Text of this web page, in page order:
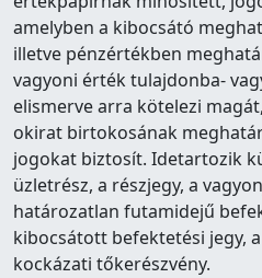
amelyben a kibocsátó
illetve pénzértékben
vagyoni érték tulajdonba-
elismerve arra kötelezi
okirat birtokosának
jogokat biztosít. Idetartozik
üzletrész, a részjegy, a
határozatlan futamidejű
kibocsátott befektetési jegy,
kockázati tőkerészvény.